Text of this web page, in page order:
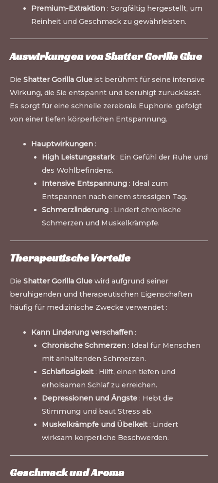
Premium-Extraktion: Sorgfältig hergestellt, um
Reinheit und Geschmack zu gewährleisten.
Auswirkungen von Shatter Gorilla Glue
Die Shatter Gorilla Glue ist berühmt für seine intensive
Wirkung, die Sie entspannt und beruhigt zurücklässt.
Es sorgt für eine schnelle zerebrale Euphorie, gefolgt
von einer tiefen körperlichen Entspannung.
Hauptwirkungen:
High Leistungsstark: Ein Gefühl der Ruhe und
des Wohlbefindens.
Intensive Entspannung: Ideal zum
Entspannen nach einem stressigen Tag.
Schmerzlinderung: Lindert chronische
Schmerzen und Muskelkrämpfe.
Therapeutische Vorteile
Die Shatter Gorilla Glue wird aufgrund seiner
beruhigenden und therapeutischen Eigenschaften
häufig für medizinische Zwecke verwendet :
Kann Linderung verschaffen:
Chronische Schmerzen: Ideal für Menschen
mit anhaltenden Schmerzen.
Schlaflosigkeit: Hilft, einen tiefen und
erholsamen Schlaf zu erreichen.
Depressionen und Ängste: Hebt die
Stimmung und baut Stress ab.
Muskelkrämpfe und Übelkeit: Lindert
wirksam körperliche Beschwerden.
Geschmack und Aroma